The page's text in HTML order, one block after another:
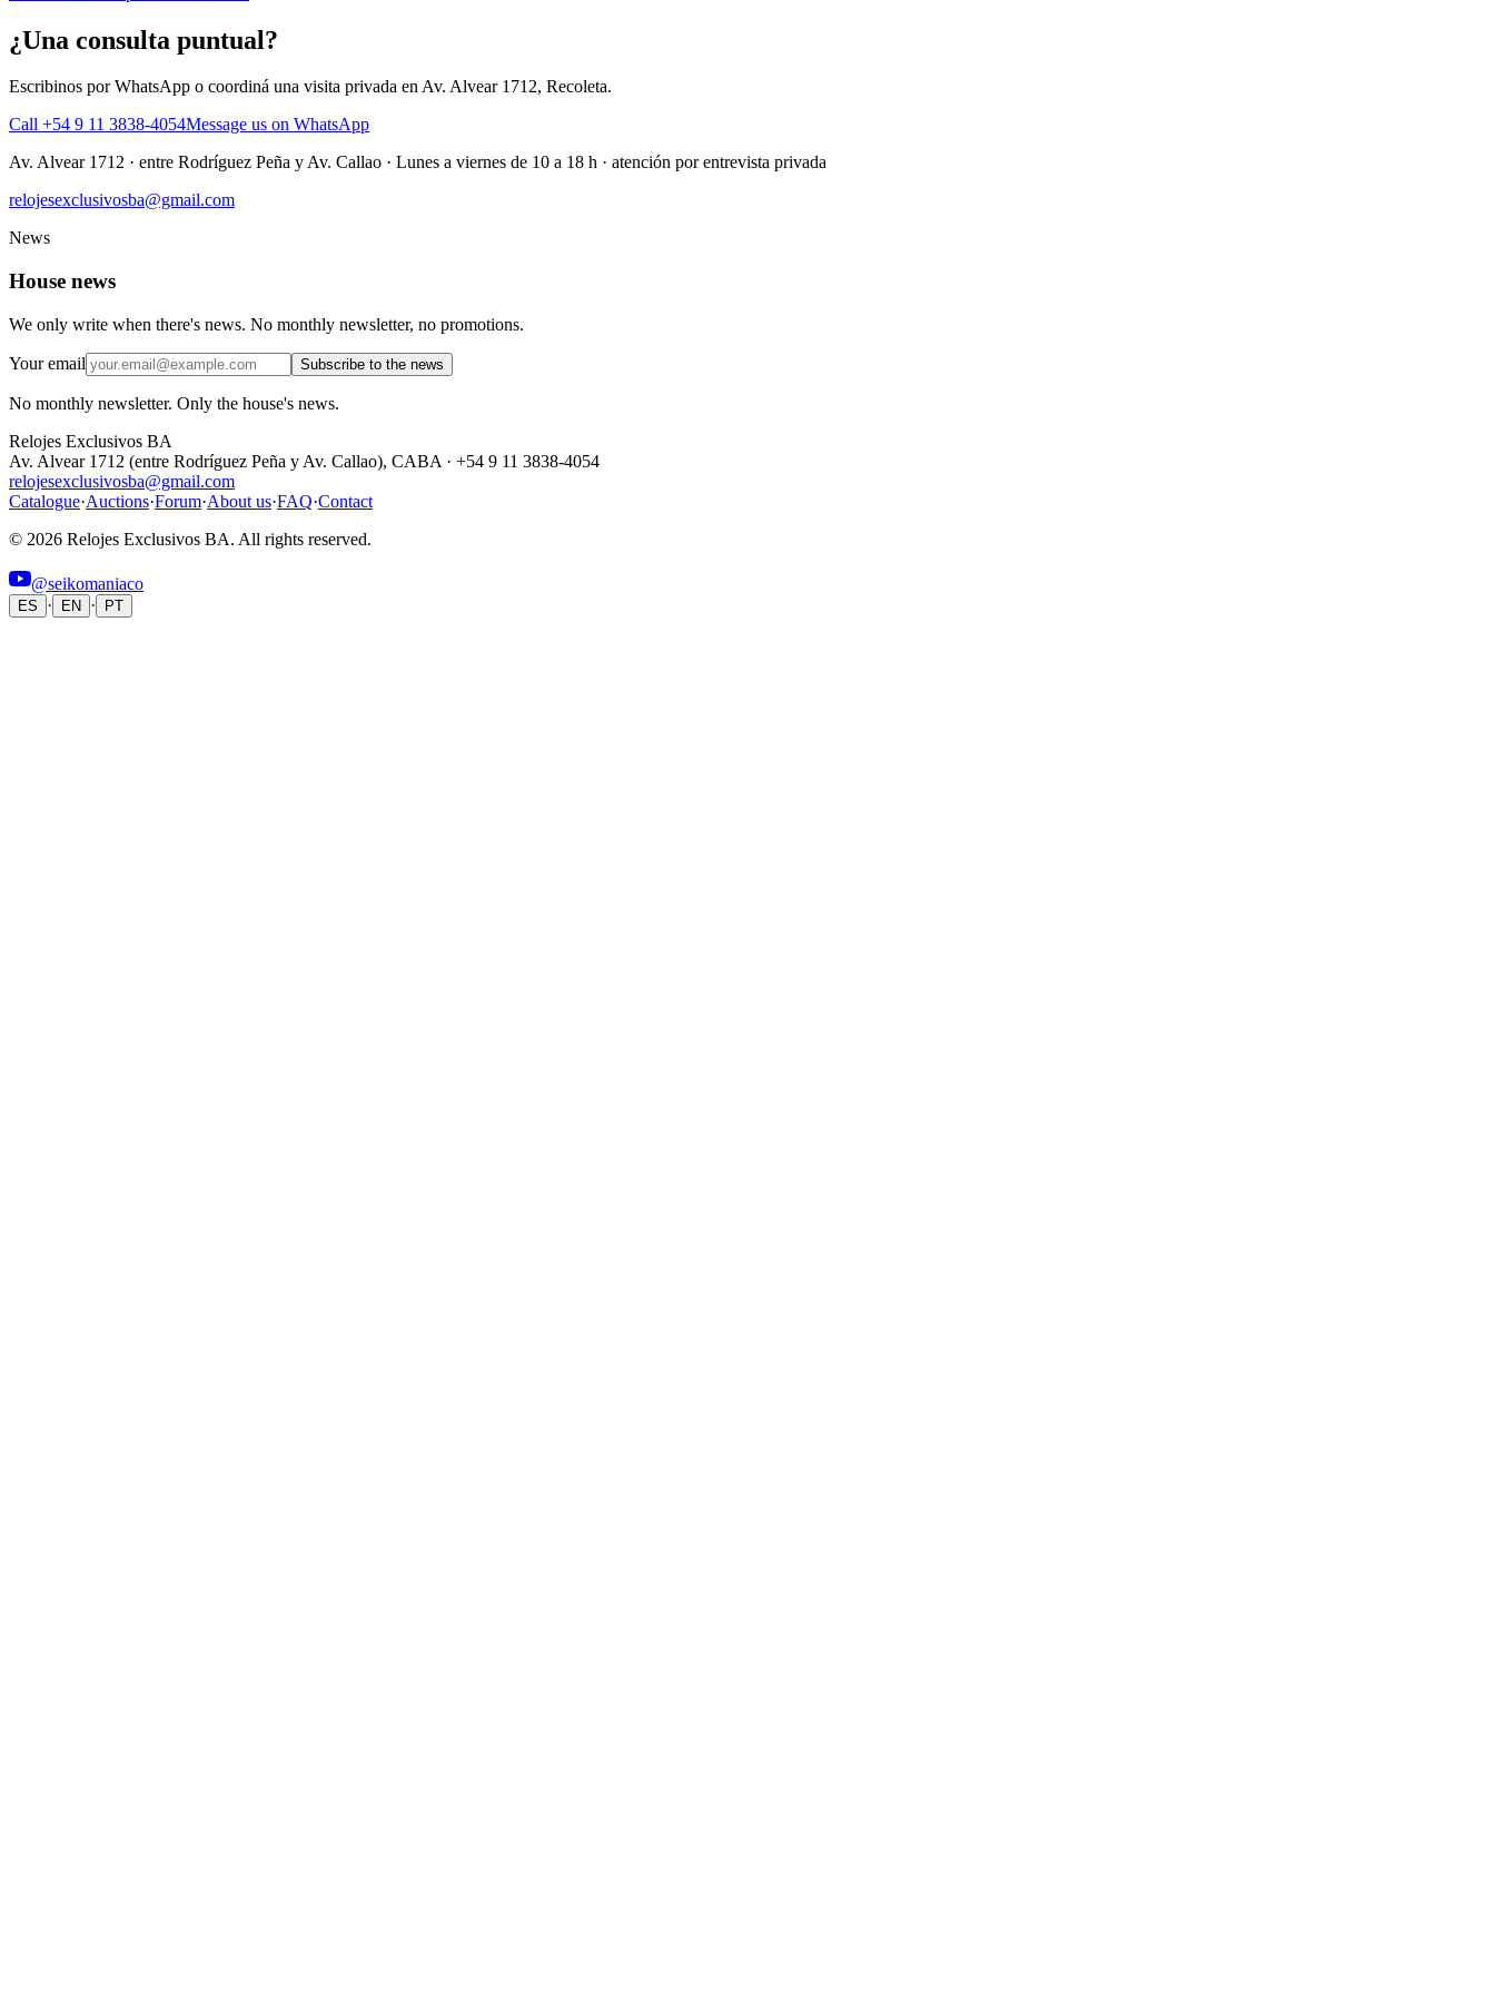
¿Una consulta puntual?
Escribinos por WhatsApp o coordiná una visita privada en Av. Alvear 1712, Recoleta.
Call +54 9 11 3838-4054Message us on WhatsApp
Av. Alvear 1712 · entre Rodríguez Peña y Av. Callao · Lunes a viernes de 10 a 18 h · atención por entrevista privada
relojesexclusivosba@gmail.com
News
House news
We only write when there's news. No monthly newsletter, no promotions.
Your email Subscribe to the news
No monthly newsletter. Only the house's news.
Relojes Exclusivos BA
Av. Alvear 1712 (entre Rodríguez Peña y Av. Callao), CABA · +54 9 11 3838-4054
relojesexclusivosba@gmail.com
Catalogue·Auctions·Forum·About us·FAQ·Contact
© 2026 Relojes Exclusivos BA. All rights reserved.
@seikomaniaco
ES · EN · PT